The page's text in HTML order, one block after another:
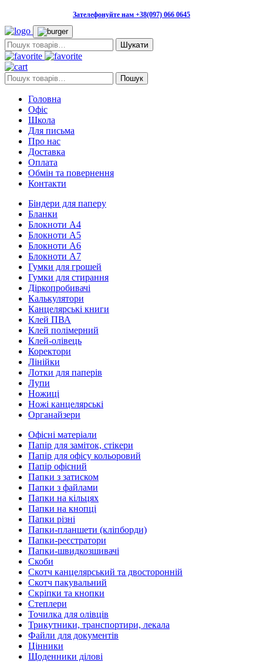
Зателефонуйте нам +38(097) 066 0645
Пошук:
Пошук: Пошук
Головна
Офіс
Школа
Для письма
Про нас
Доставка
Оплата
Обмін та повернення
Контакти
Біндери для паперу
Бланки
Блокноти А4
Блокноти А5
Блокноти А6
Блокноти А7
Гумки для грошей
Гумки для стирання
Діркопробивачі
Калькулятори
Канцелярські книги
Клей ПВА
Клей полімерний
Клей-олівець
Коректори
Лінійки
Лотки для паперів
Лупи
Ножиці
Ножі канцелярські
Органайзери
Офісні матеріали
Папір для заміток, стікери
Папір для офісу кольоровий
Папір офісний
Папки з затиском
Папки з файлами
Папки на кільцях
Папки на кнопці
Папки різні
Папки-планшети (кліпборди)
Папки-реєстратори
Папки-швидкозшивачі
Скоби
Скотч канцелярський та двосторонній
Скотч пакувальний
Скріпки та кнопки
Степлери
Точилка для олівців
Трикутники, транспортири, лекала
Файли для документів
Цінники
Щоденники ділові